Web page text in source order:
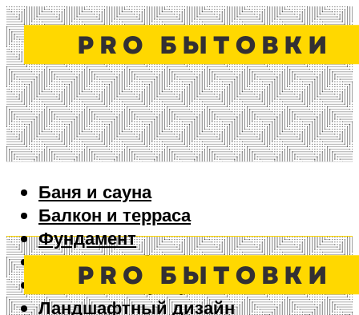
Баня и сауна
Балкон и терраса
Фундамент
Ворота и забор
Дизайн интерьера
Ландшафтный дизайн